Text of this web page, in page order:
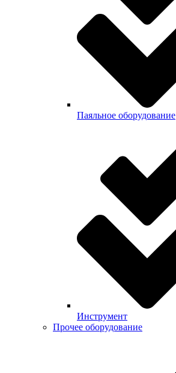
Паяльное оборудование
Инструмент
Прочее оборудование